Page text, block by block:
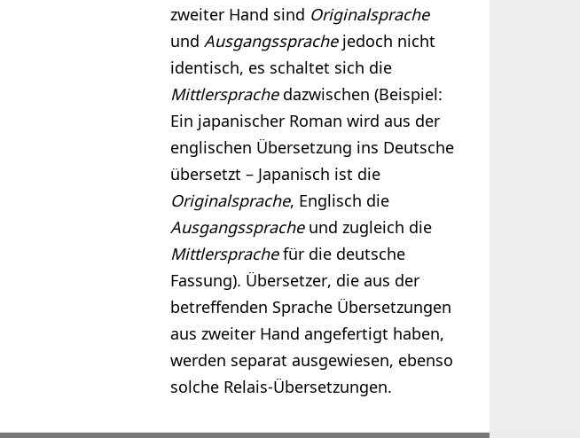
zweiter Hand sind Originalsprache
und Ausgangssprachejedoch nicht
identisch, es schaltet sich die
Mittlersprachedazwischen (Beispiel:
Ein japanischer Roman wird aus der
englischen Übersetzung ins Deutsche
übersetzt – Japanisch ist die
Originalsprache, Englisch die
Ausgangsspracheund zugleich die
Mittlersprachefür die deutsche
Fassung). Übersetzer, die aus der
betreffenden Sprache Übersetzungen
aus zweiter Hand angefertigt haben,
werden separat ausgewiesen, ebenso
solche Relais-Übersetzungen.